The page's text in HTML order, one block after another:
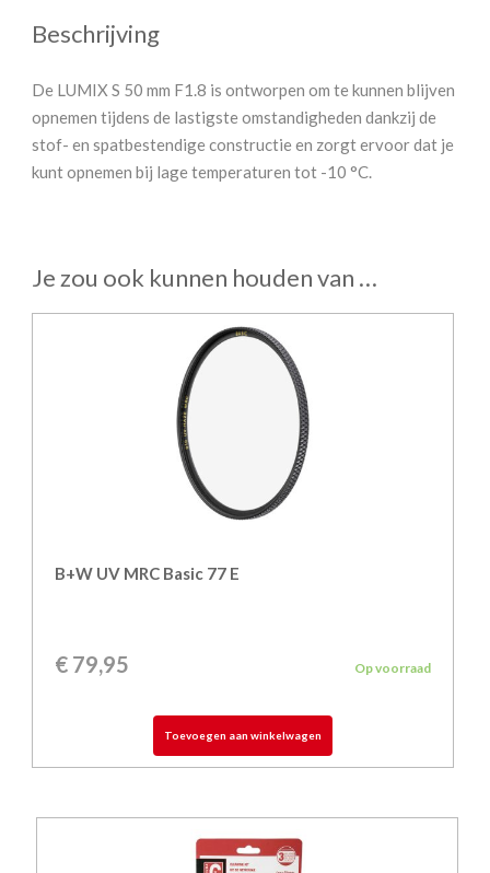
Beschrijving
De LUMIX S 50 mm F1.8 is ontworpen om te kunnen blijven
opnemen tijdens de lastigste omstandigheden dankzij de
stof- en spatbestendige constructie en zorgt ervoor dat je
kunt opnemen bij lage temperaturen tot -10 °C.
Je zou ook kunnen houden van …
B+W UV MRC Basic 77 E
€ 79,95 Op voorraad
Toevoegen aan winkelwagen